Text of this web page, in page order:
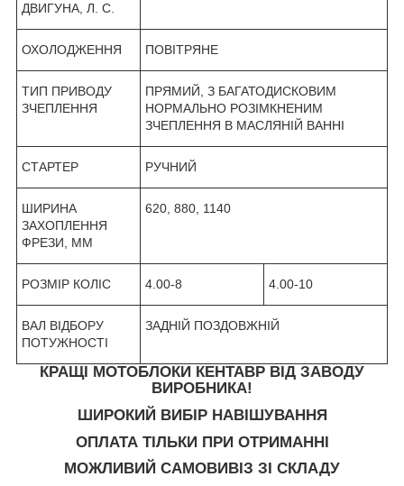
ДВИГУНА, Л. С.
ОХОЛОДЖЕННЯ ПОВІТРЯНЕ
ТИП ПРИВОДУ
ЗЧЕПЛЕННЯ
ПРЯМИЙ, З БАГАТОДИСКОВИМ
НОРМАЛЬНО РОЗІМКНЕНИМ
ЗЧЕПЛЕННЯ В МАСЛЯНІЙ ВАННІ
СТАРТЕР РУЧНИЙ
ШИРИНА
ЗАХОПЛЕННЯ
ФРЕЗИ, ММ
620, 880, 1140
РОЗМІР КОЛІС 4.00-8 4.00-10
ВАЛ ВІДБОРУ
ПОТУЖНОСТІ
ЗАДНІЙ ПОЗДОВЖНІЙ
КРАЩІ МОТОБЛОКИ КЕНТАВР ВІД ЗАВОДУ
ВИРОБНИКА!
ШИРОКИЙ ВИБІР НАВІШУВАННЯ
ОПЛАТА ТІЛЬКИ ПРИ ОТРИМАННІ
МОЖЛИВИЙ САМОВИВІЗ ЗІ СКЛАДУ